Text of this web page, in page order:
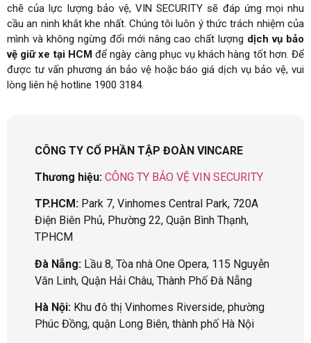
chẽ của lực lượng bảo vệ, VIN SECURITY sẽ đáp ứng mọi nhu
cầu an ninh khắt khe nhất. Chúng tôi luôn ý thức trách nhiệm của
mình và không ngừng đổi mới nâng cao chất lượng dịch vụ bảo
vệ giữ xe tại HCMđể ngày càng phục vụ khách hàng tốt hơn. Để
được tư vấn phương án bảo vệ hoặc báo giá dịch vụ bảo vệ, vui
lòng liên hệ hotline 1900 3184.
CÔNG TY CỔ PHẦN TẬP ĐOÀN VINCARE
Thương hiệu: CÔNG TY BẢO VỆ VIN SECURITY
TP.HCM: Park 7, Vinhomes Central Park, 720A
Điện Biên Phủ, Phường 22, Quận Bình Thạnh,
TPHCM
Đà Nẵng: Lầu 8, Tòa nhà One Opera, 115 Nguyễn
Văn Linh, Quận Hải Châu, Thành Phố Đà Nẵng
Hà Nội: Khu đô thị Vinhomes Riverside, phường
Phúc Đồng, quận Long Biên, thành phố Hà Nội